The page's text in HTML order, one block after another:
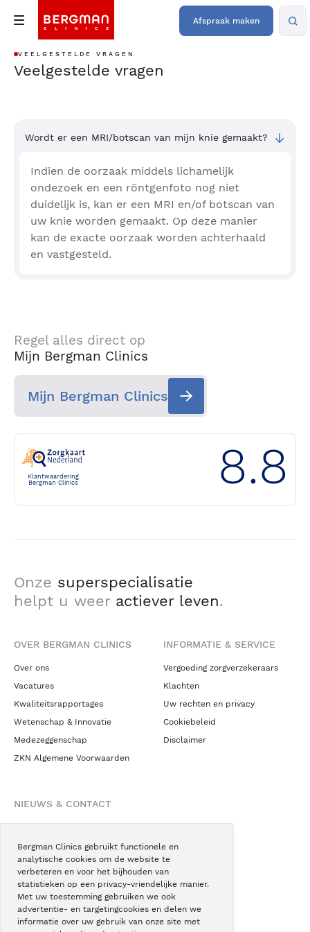
Bergman Clinics gebruikt functionele en
analytische cookies om de website te
verbeteren en voor het bijhouden van
statistieken op een privacy-vriendelijke manier.
Met uw toestemming gebruiken we ook
advertentie- en targetingcookies en delen we
informatie over uw gebruik van onze site met
Afspraak maken
VEELGESTELDE VRAGEN
Veelgestelde vragen
Wordt er een MRI/botscan van mijn knie gemaakt?
Indien de oorzaak middels lichamelijk
ondezoek en een röntgenfoto nog niet
duidelijk is, kan er een MRI en/of botscan van
uw knie worden gemaakt. Op deze manier
kan de exacte oorzaak worden achterhaald
en vastgesteld.
Regel alles direct op
Mijn Bergman Clinics
Mijn Bergman Clinics
Klantwaardering
Bergman Clinics
8.8
Onze superspecialisatie
helpt u weer actiever leven.
OVER BERGMAN CLINICS
Over ons
Vacatures
Kwaliteitsrapportages
Wetenschap & Innovatie
Medezeggenschap
ZKN Algemene Voorwaarden
INFORMATIE & SERVICE
Vergoeding zorgverzekeraars
Klachten
Uw rechten en privacy
Cookiebeleid
Disclaimer
NIEUWS & CONTACT
Blogs
Podcast
Pressroom
Instagram
Facebook